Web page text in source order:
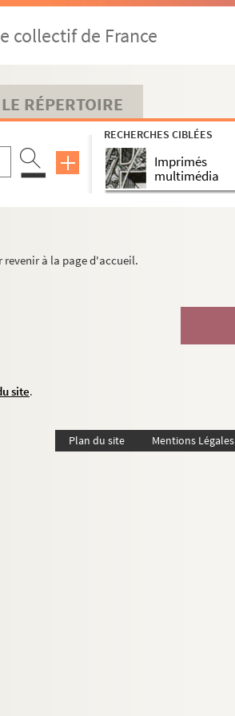
collectif de France
LE RÉPERTOIRE
RECHERCHES CIBLÉES
Imprimés
multimédia
revenir à la page d'accueil.
site.
Plan du site Mentions Légales